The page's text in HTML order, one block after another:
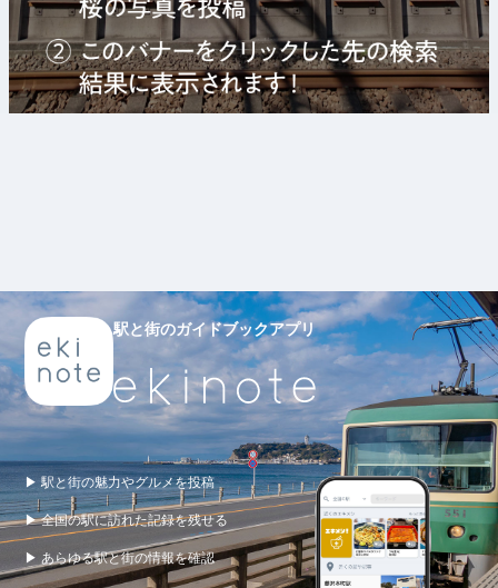
駅と街のガイドブックアプリ
▶ 駅と街の魅力やグルメを投稿
▶ 全国の駅に訪れた記録を残せる
▶ あらゆる駅と街の情報を確認